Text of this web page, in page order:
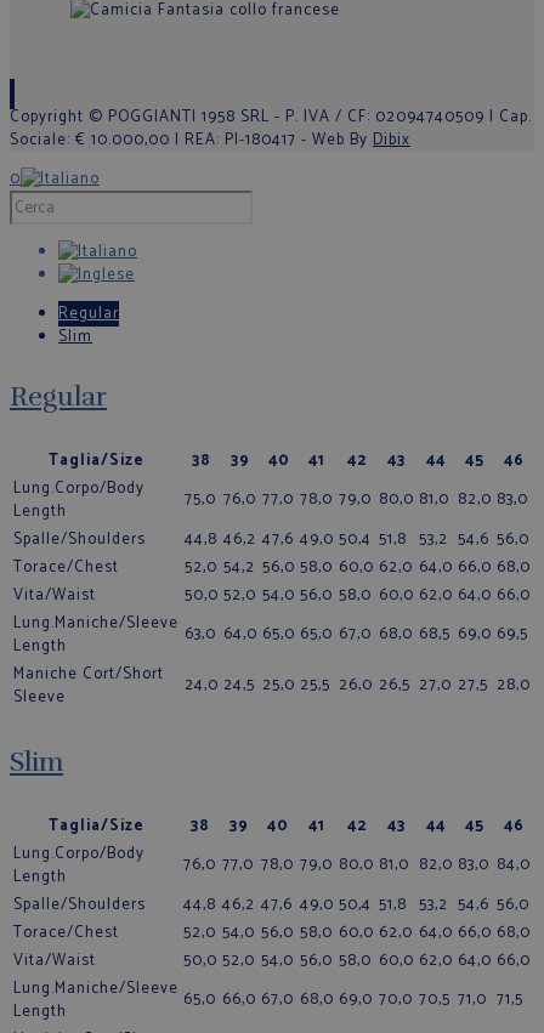
Copyright © POGGIANTI 1958 SRL - P. IVA / CF: 02094740509 | Cap.
Sociale: € 10.000,00 | REA: PI-180417 - Web By Dibix
0
Regular
Slim
Regular
Taglia/Size 38 39 40 41 42 43 44 45
46
Lung.Corpo/Body
Length
75,0 76,0 77,0 78,0 79,0 80,0 81,0 82,0 83,0
Spalle/Shoulders
44,8 46,2 47,6 49,0 50,4 51,8 53,2 54,6 56,0
Torace/Chest
52,0 54,2 56,0 58,0 60,0 62,0 64,0 66,0 68,0
Vita/Waist
50,0 52,0 54,0 56,0 58,0 60,0 62,0 64,0 66,0
Lung.Maniche/Sleeve
Length
63,0 64,0 65,0 65,0 67,0 68,0 68,5 69,0 69,5
Maniche Cort/Short
Sleeve
24,0 24,5 25,0 25,5 26,0 26,5 27,0 27,5 28,0
Slim
Taglia/Size 38 39 40 41 42 43 44 45
46
Lung.Corpo/Body
Length
76,0 77,0 78,0 79,0 80,0 81,0 82,0 83,0 84,0
Spalle/Shoulders
44,8 46,2 47,6 49,0 50,4 51,8 53,2 54,6 56,0
Torace/Chest
52,0 54,0 56,0 58,0 60,0 62,0 64,0 66,0 68,0
Vita/Waist
50,0 52,0 54,0 56,0 58,0 60,0 62,0 64,0 66,0
Lung.Maniche/Sleeve
Length
65,0 66,0 67,0 68,0 69,0 70,0 70,5 71,0 71,5